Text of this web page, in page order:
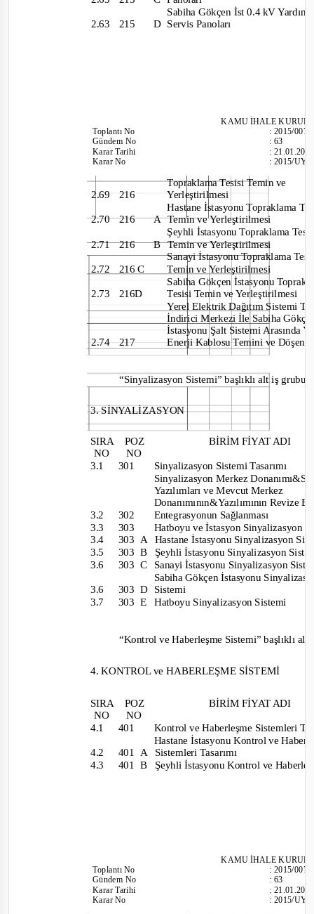
Sabiha Gökçen İst 0.4 kV
D Servis Panoları
2.63 215
KAMU İHALE KU
ToplantıNo
Gündem No
Karar Tarihi
Karar No
:2015/007
:63
:
:2015/
Topraklama Tesisi Temin ve
2.69 216
2.70 216
2.71 216
2.72 216 C
2.73 216D
Yerleştirilmesi
Hastane İstasyonu Topraklama
ATemin ve Yerleştirilmesi
Şeyhli İstasyonu Topraklama
BTemin ve Yerleştirilmesi
Sanayi İstasyonu Topraklama
Temin ve Yerleştirilmesi
Sabiha Gökçen İstasyonu
Tesisi Temin ve Yerleştirilmesi
Yerel Elektrik Dağıtım Sistemi
İndirici Merkezi İle Sabiha
İstasyonu Şalt Sistemi Arasında
Enerji Kablosu Temini ve
2.74 217
“Sinyalizasyon Sistemi” başlıklı alt iş
3. SİNYALİZASYON
SIRA POZ
NO NO
BİRİM FİYAT ADI
3.1 301Sinyalizasyon Sistemi Tasarımı
Sinyalizasyon Merkez
Yazılımları ve Mevcut Merkez
Donanımının&Yazılımının Revize
Entegrasyonun Sağlanması
Hatboyu ve İstasyon Sinyalizasyon
3.2 302
3.3 303
3.4 303 A Hastane İstasyonu Sinyalizasyon
3.5 303 B Şeyhli İstasyonu Sinyalizasyon
3.6 303 C Sanayi İstasyonu Sinyalizasyon
Sabiha Gökçen İstasyonu
3.6 303 D Sistemi
3.7 303 E Hatboyu Sinyalizasyon Sistemi
“Kontrol ve Haberleşme Sistemi” başlıklı
4. KONTROL ve HABERLEŞME SİSTEMİ
SIRA POZ
NO NO
4.1 401
BİRİM FİYAT ADI
Kontrol ve Haberleşme Sistemleri
Hastane İstasyonu Kontrol ve
4.2 401
A Sistemleri Tasarımı
4.3 401 B Şeyhli İstasyonu Kontrol ve
KAMU İHALE KU
ToplantıNo
Gündem No
Karar Tarihi
Karar No
:2015/007
:63
:
:2015/